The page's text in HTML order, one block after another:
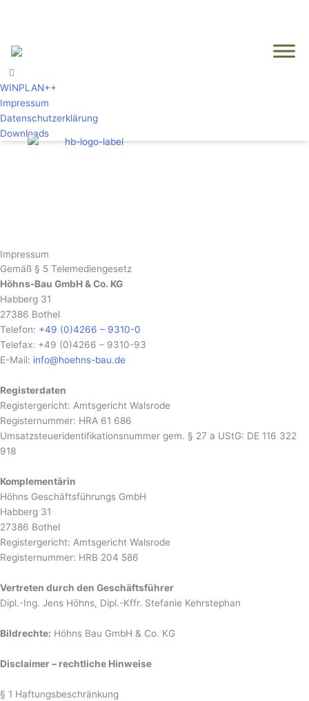
WINPLAN++
Impressum
Datenschutzerklärung
Downloads
Impressum
Gemäß § 5 Telemediengesetz
Höhns-Bau GmbH & Co. KG
Habberg 31
27386 Bothel
Telefon: +49 (0)4266 – 9310-0
Telefax: +49 (0)4266 – 9310-93
E-Mail: info@hoehns-bau.de
Registerdaten
Registergericht: Amtsgericht Walsrode
Registernummer: HRA 61 686
Umsatzsteueridentifikationsnummer gem. § 27 a UStG: DE 116 322
918
Komplementärin
Höhns Geschäftsführungs GmbH
Habberg 31
27386 Bothel
Registergericht: Amtsgericht Walsrode
Registernummer: HRB 204 586
Vertreten durch den Geschäftsführer
Dipl.-Ing. Jens Höhns, Dipl.-Kffr. Stefanie Kehrstephan
Bildrechte: Höhns Bau GmbH & Co. KG
Disclaimer – rechtliche Hinweise
§ 1 Haftungsbeschränkung